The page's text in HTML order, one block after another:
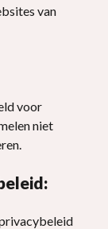
van
voor
niet